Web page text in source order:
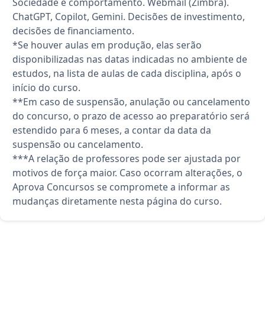
ChatGPT, Copilot, Gemini. Decisões de investimento,
decisões de financiamento.
*Se houver aulas em produção, elas serão
disponibilizadas nas datas indicadas no ambiente de
estudos, na lista de aulas de cada disciplina, após o
início do curso.
**Em caso de suspensão, anulação ou cancelamento
do concurso, o prazo de acesso ao preparatório será
estendido para 6 meses, a contar da data da
suspensão ou cancelamento.
***A relação de professores pode ser ajustada por
motivos de força maior. Caso ocorram alterações, o
Aprova Concursos se compromete a informar as
mudanças diretamente nesta página do curso.